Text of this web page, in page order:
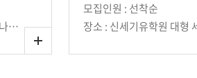
장소 : 신세기유학원 대형 세미나실 (강남역 10번 출구에서 단 1분 거리)
모집인원 : 선착순